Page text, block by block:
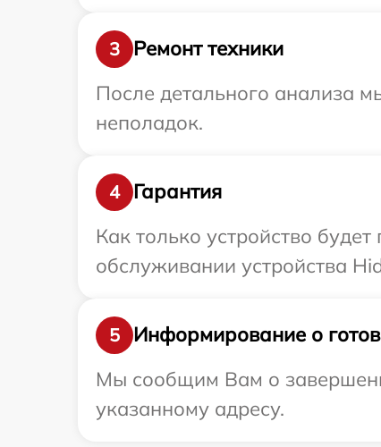
3
Ремонт техники
После детального анализа
неполадок.
4
Гарантия
Как только устройство
обслуживании устройства
5
Информирование о
Мы сообщим Вам о
указанному адресу.